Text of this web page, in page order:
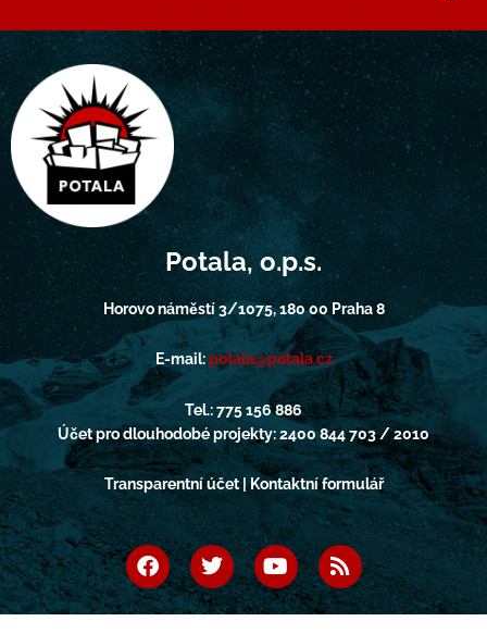
Potala, o.p.s.
Horovo náměstí 3/1075, 180 00 Praha 8
E-mail:potala@potala.cz
Tel.: 775 156 886
Účet pro dlouhodobé projekty: 2400 844 703 / 2010
Transparentní účet | Kontaktní formulář
F
a
c
e
T
w
i
t
Y
o
u
t
R
s
s